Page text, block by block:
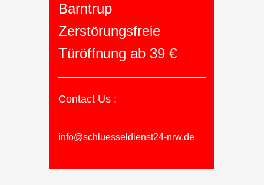
Barntrup
Zerstörungsfreie
Türöffnung ab 39 €
Contact Us :
info@schluesseldienst24-nrw.de